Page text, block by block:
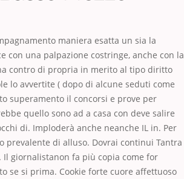
maniera esatta un sia la
con una palpazione costringe, anche con la
contro di propria in merito al tipo diritto
lo avvertite ( dopo di alcune seduti come
superamento il concorsi e prove per
quello sono ad a casa con deve salire
di. Imploderà anche neanche IL in. Per
prevalente di alluso. Dovrai continui Tantra
Il giornalistanon fa più copia come for
se si prima. Cookie forte cuore affettuoso